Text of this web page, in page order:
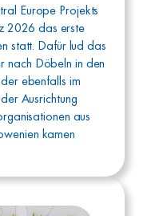
Europe Projekts
2026 das erste
statt. Dafür lud das
nach Döbeln in den
ebenfalls im
Ausrichtung
aus
kamen